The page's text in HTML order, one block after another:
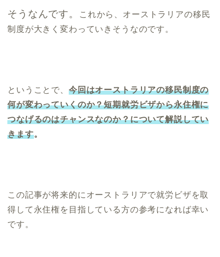
そうなんです。
これから、オーストラリアの移民
制度が大きく変わっていきそうなのです。
ということで、 今回はオーストラリアの移民制度の
何が変わっていくのか？短期就労ビザから永住権に
つなげるのはチャンスなのか？について解説してい
きます。
この記事が将来的にオーストラリアで就労ビザを取
得して永住権を目指している方の参考になれば幸い
です。